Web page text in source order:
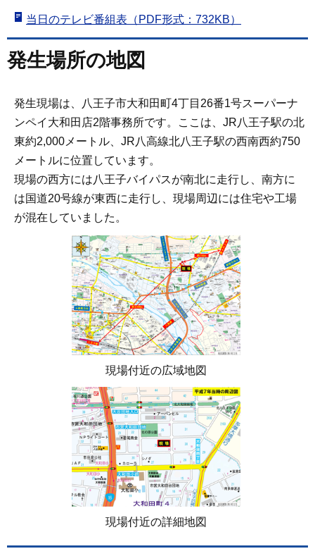
当日のテレビ番組表（PDF形式：732KB）
発生場所の地図
発生現場は、八王子市大和田町4丁目26番1号スーパーナ
ンペイ大和田店2階事務所です。ここは、JR八王子駅の北
東約2,000メートル、JR八高線北八王子駅の西南西約750
メートルに位置しています。
現場の西方には八王子バイパスが南北に走行し、南方に
は国道20号線が東西に走行し、現場周辺には住宅や工場
が混在していました。
現場付近の広域地図
現場付近の詳細地図